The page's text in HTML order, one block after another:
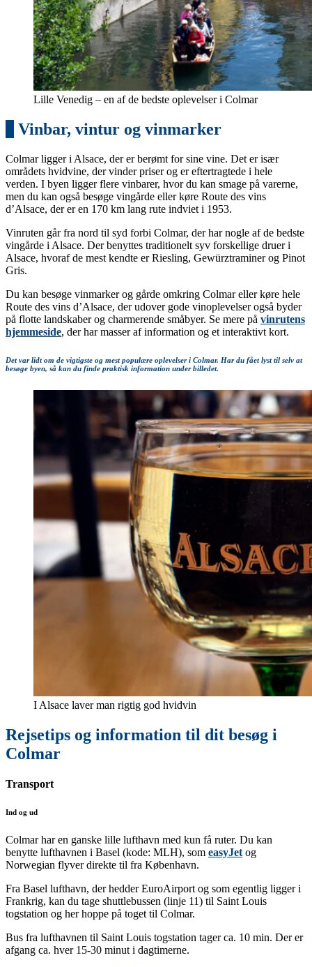
Lille Venedig – en af de bedste oplevelser i Colmar
Vinbar, vintur og vinmarker
Colmar ligger i Alsace, der er berømt for sine vine. Det er især
områdets hvidvine, der vinder priser og er eftertragtede i hele
verden. I byen ligger flere vinbarer, hvor du kan smage på varerne,
men du kan også besøge vingårde eller køre Route des vins
d’Alsace, der er en 170 km lang rute indviet i 1953.
Vinruten går fra nord til syd forbi Colmar, der har nogle af de bedste
vingårde i Alsace. Der benyttes traditionelt syv forskellige druer i
Alsace, hvoraf de mest kendte er Riesling, Gewürztraminer og Pinot
Gris.
Du kan besøge vinmarker og gårde omkring Colmar eller køre hele
Route des vins d’Alsace, der udover gode vinoplevelser også byder
på flotte landskaber og charmerende småbyer. Se mere på vinrutens
hjemmeside, der har masser af information og et interaktivt kort.
Det var lidt om de vigtigste og mest populære oplevelser i Colmar. Har du fået lyst til selv at
besøge byen, så kan du finde praktisk information under billedet.
I Alsace laver man rigtig god hvidvin
Rejsetips og information til dit besøg i
Colmar
Transport
Ind og ud
Colmar har en ganske lille lufthavn med kun få ruter. Du kan
benytte lufthavnen i Basel (kode: MLH), som easyJet og
Norwegian flyver direkte til fra København.
Fra Basel lufthavn, der hedder EuroAirport og som egentlig ligger i
Frankrig, kan du tage shuttlebussen (linje 11) til Saint Louis
togstation og her hoppe på toget til Colmar.
Bus fra lufthavnen til Saint Louis togstation tager ca. 10 min. Der er
afgang ca. hver 15-30 minut i dagtimerne.